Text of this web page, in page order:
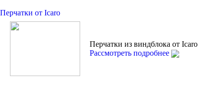
Перчатки от Icaro
Перчатки из виндблока от Icaro
Рассмотреть подробнее